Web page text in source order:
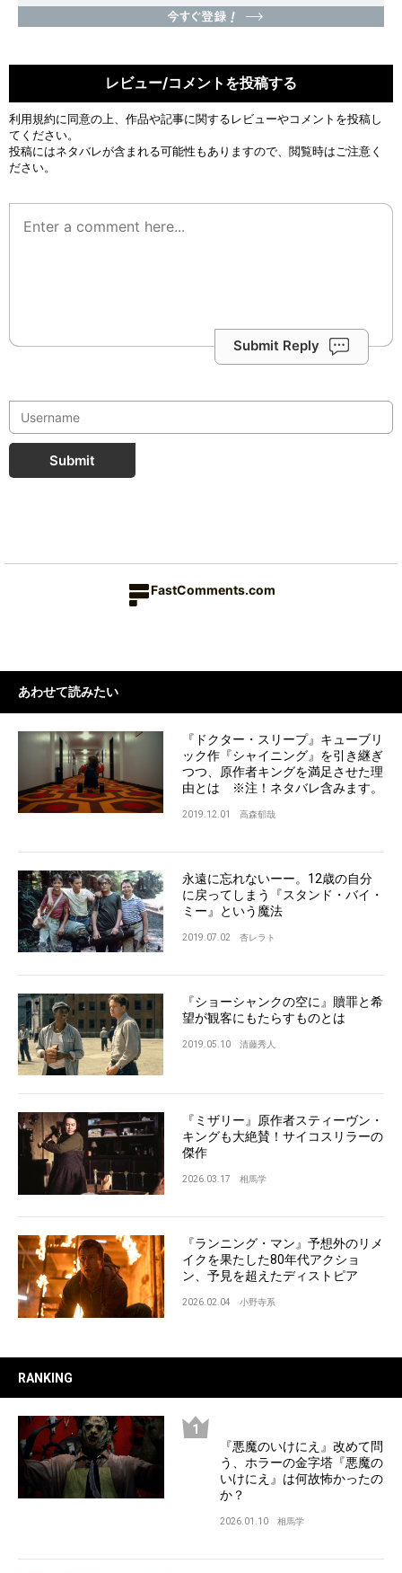
レビュー/コメントを投稿する
利用規約に同意の上、作品や記事に関するレビューやコメントを投稿し
てください。
投稿にはネタバレが含まれる可能性もありますので、閲覧時はご注意く
ださい。
Submit Reply
Submit
FastComments.com
あわせて読みたい
『ドクター・スリープ』キューブリ
ック作『シャイニング』を引き継ぎ
つつ、原作者キングを満足させた理
由とは ※注！ネタバレ含みます。
2019.12.01 高森郁哉
永遠に忘れないーー。12歳の自分
に戻ってしまう『スタンド・バイ・
ミー』という魔法
2019.07.02 杏レラト
『ショーシャンクの空に』贖罪と希
望が観客にもたらすものとは
2019.05.10 清藤秀人
『ミザリー』原作者スティーヴン・
キングも大絶賛！サイコスリラーの
傑作
2026.03.17 相馬学
『ランニング・マン』予想外のリメ
イクを果たした80年代アクショ
ン、予見を超えたディストピア
2026.02.04 小野寺系
RANKING
『悪魔のいけにえ』改めて問
う、ホラーの金字塔『悪魔の
いけにえ』は何故怖かったの
か？
2026.01.10 相馬学